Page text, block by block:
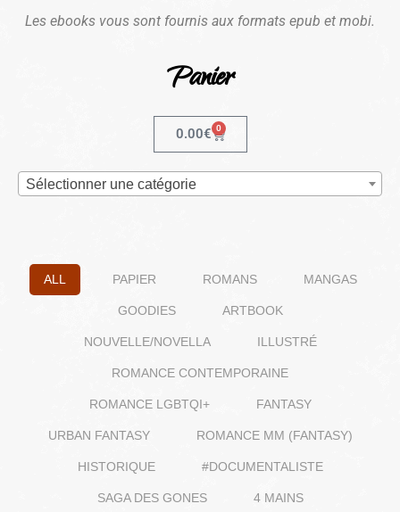
Les ebooks vous sont fournis aux formats epub et mobi.
Panier
0.00€ 0
Sélectionner une catégorie
ALL PAPIER ROMANS MANGAS
GOODIES ARTBOOK
NOUVELLE/NOVELLA ILLUSTRÉ
ROMANCE CONTEMPORAINE
ROMANCE LGBTQI+ FANTASY
URBAN FANTASY ROMANCE MM (FANTASY)
HISTORIQUE #DOCUMENTALISTE
SAGA DES GONES 4 MAINS